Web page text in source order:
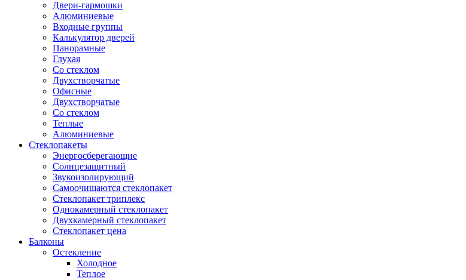
Двери-гармошки
Алюминиевые
Входные группы
Калькулятор дверей
Панорамные
Глухая
Со стеклом
Двухстворчатые
Офисные
Двухстворчатые
Со стеклом
Теплые
Алюминиевые
Стеклопакеты
Энергосберегающие
Солнцезащитный
Звукоизолирующий
Самоочищаются стеклопакет
Стеклопакет триплекс
Однокамерный стеклопакет
Двухкамерный стеклопакет
Стеклопакет цена
Балконы
Остекление
Холодное
Теплое